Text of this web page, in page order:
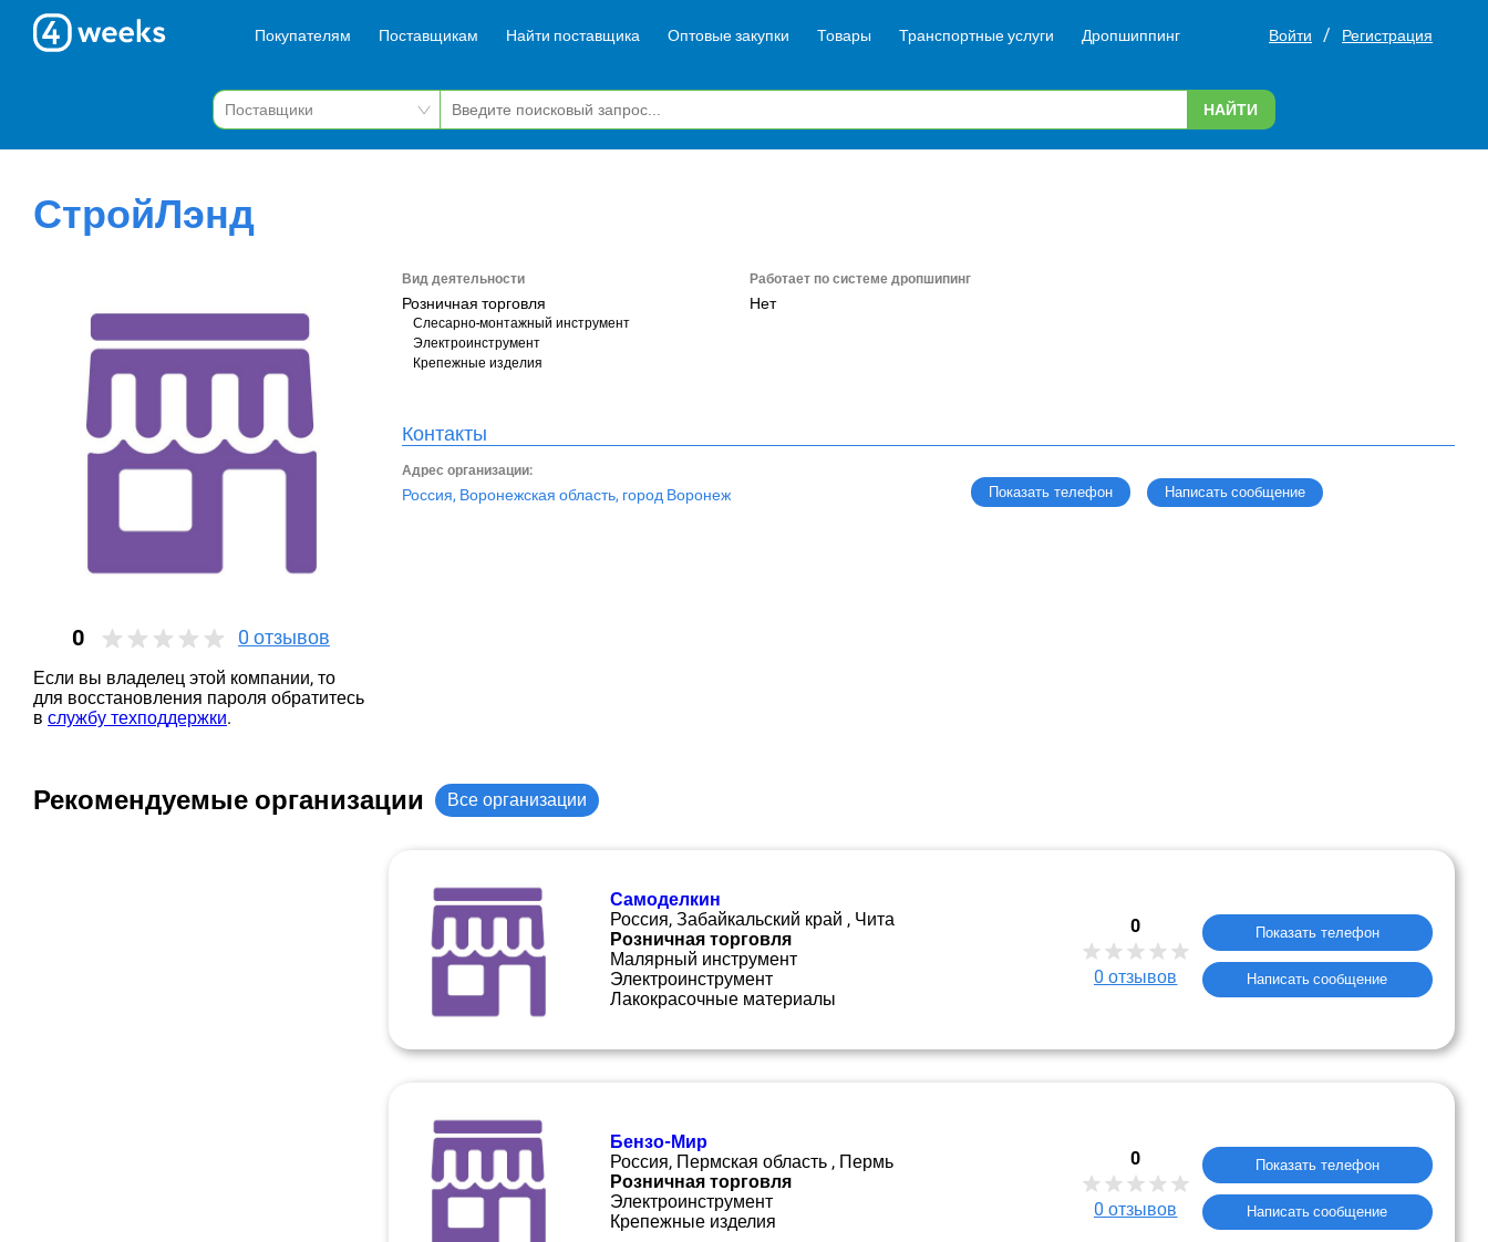
Покупателям Поставщикам Найти поставщика Оптовые закупки Товары Транспортные услуги Дропшиппинг Войти / Регистрация
НАЙТИ
СтройЛэнд
0 0 отзывов
Если вы владелец этой компании, то
для восстановления пароля обратитесь
в службу техподдержки.
Вид деятельности
Розничная торговля
Слесарно-монтажный инструмент
Электроинструмент
Крепежные изделия
Работает по системе дропшипинг
Нет
Контакты
Адрес организации:
Россия, Воронежская область, город Воронеж Показать телефон Написать сообщение
Рекомендуемые организации Все организации
Самоделкин
Россия, Забайкальский край , Чита
Розничная торговля
Малярный инструмент
Электроинструмент
Лакокрасочные материалы
0
0 отзывов
Показать телефон
Написать сообщение
Бензо-Мир
Россия, Пермская область , Пермь
Розничная торговля
Электроинструмент
Крепежные изделия
0
0 отзывов
Показать телефон
Написать сообщение